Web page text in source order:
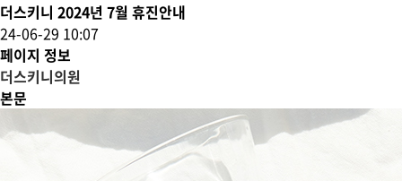
더스키니 2024년 7월 휴진안내
24-06-29 10:07
페이지 정보
더스키니의원
본문